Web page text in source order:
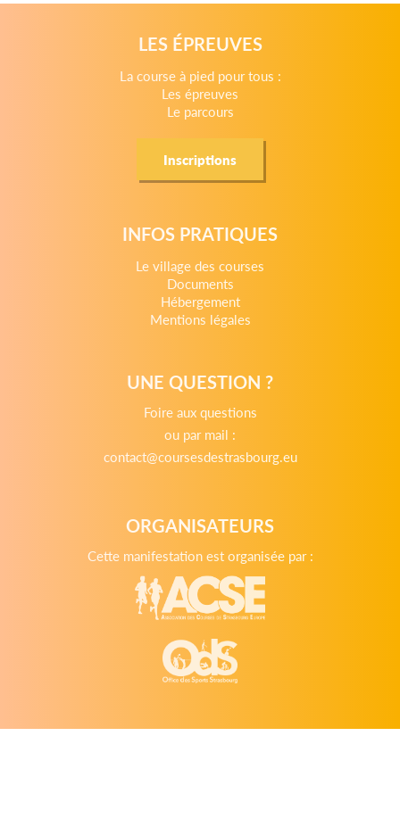
LES ÉPREUVES
La course à pied pour tous :
Les épreuves
Le parcours
Inscriptions
INFOS PRATIQUES
Le village des courses
Documents
Hébergement
Mentions légales
UNE QUESTION ?
Foire aux questions
ou par mail :
contact@coursesdestrasbourg.eu
ORGANISATEURS
Cette manifestation est organisée par :